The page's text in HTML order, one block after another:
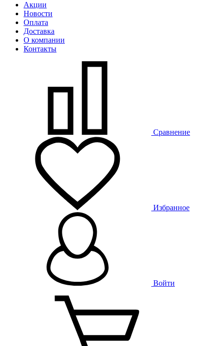
Акции
Новости
Оплата
Доставка
О компании
Контакты
Сравнение
Избранное
Войти